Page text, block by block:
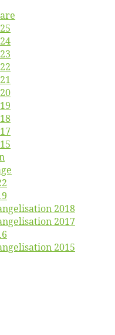
2018
2017
2015